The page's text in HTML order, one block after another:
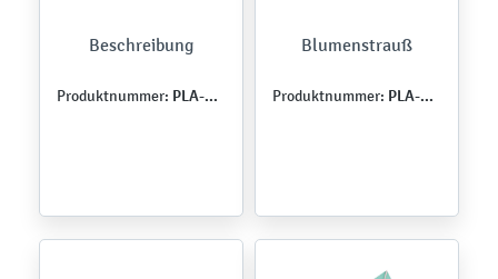
Beschreibung
Produktnummer: PLA-WIO-0057
Blumenstrauß
Produktnummer: PLA-WIO-0052